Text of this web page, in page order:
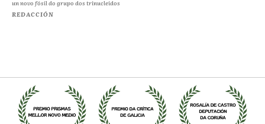
un novo fósil do grupo dos trinucleidos
REDACCIÓN